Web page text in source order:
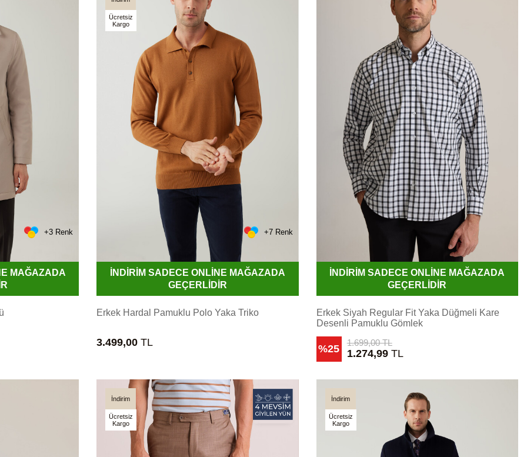
+3 Renk
MAĞAZADA
Ücretsiz
Kargo
+7 Renk
İNDİRİM SADECE ONLİNE MAĞAZADA
GEÇERLİDİR
Erkek Hardal Pamuklu Polo Yaka Triko
3.499,00 TL
İNDİRİM SADECE ONLİNE MAĞAZADA
GEÇERLİDİR
Erkek Siyah Regular Fit Yaka Düğmeli Kare
Desenli Pamuklu Gömlek
%25
1.699,00TL
1.274,99TL
İndirim
Ücretsiz
Kargo
İndirim
Ücretsiz
Kargo